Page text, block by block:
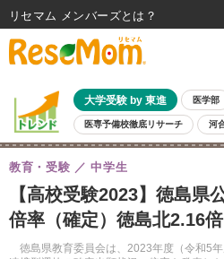
大学受験 by 東進 医学部
医専予備校徹底リサーチ 河
親子で考える大学選び 高校受験 中学
共通テスト 夏休み
8月開催イベント・WS 全国公立高校 過去問
自由研究教材（小学生向け） 自由研究教材
【高校受験2023】徳島県
倍率（確定）徳島北2.16倍
徳島県教育委員会は、2023年度（令和5年
教育・受験 中学生
リセマム メンバーズ